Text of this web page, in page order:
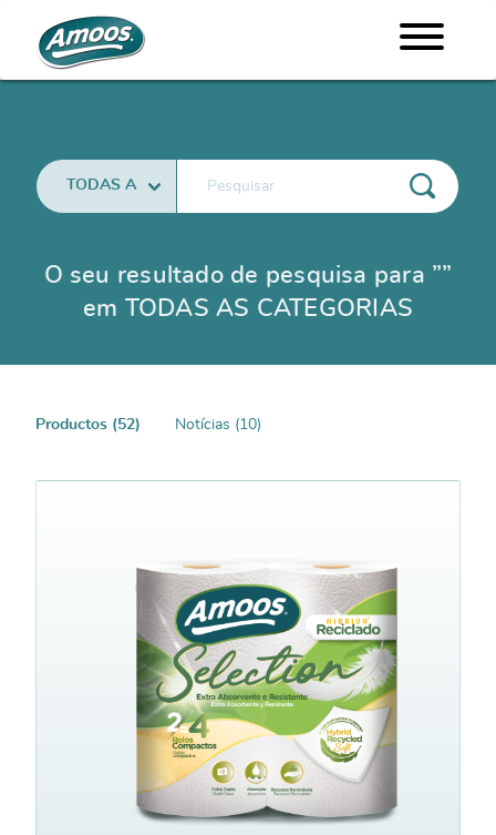
O seu resultado de pesquisa para ””
em TODAS AS CATEGORIAS
Productos (52) Notícias (10)